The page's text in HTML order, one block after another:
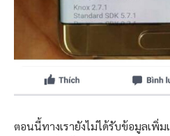
ตอนนี้ทางเรายังไม่ได้รับข้อมูลเพิ่ม